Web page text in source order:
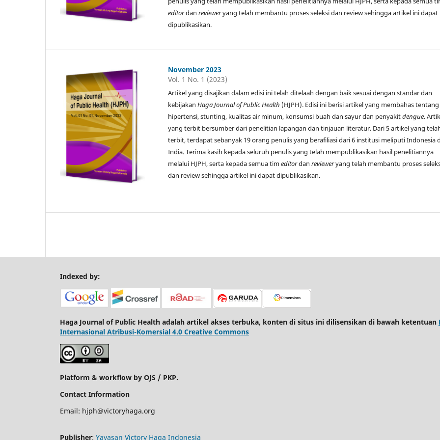
editordanrevieweryang telah membantu proses seleksi dan review sehingga artikel ini dapat
dipublikasikan.
November 2023
Vol. 1 No. 1 (2023)
Artikel yang disajikan dalam edisi ini telah ditelaah dengan baik sesuai dengan standar dan
kebijakanHaga Journal of Public Health (HJPH). Edisi ini berisi artikel yang membahas tentang
hipertensi, stunting, kualitas air minum, konsumsi buah dan sayur dan penyakitdengue.
yang terbit bersumber dari penelitian lapangan dan tinjauan literatur. Dari 5 artikel yang
terbit, terdapat sebanyak 19 orang penulis yang berafiliasi dari 6 institusi meliputi Indonesia
India. Terima kasih kepada seluruh penulis yang telah mempublikasikan hasil penelitiannya
melalui HJPH, serta kepada semua timeditordanrevieweryang telah membantu proses
dan review sehingga artikel ini dapat dipublikasikan.
Indexed by:
Haga Journal of Public Health adalah artikel akses terbuka, konten di situs ini dilisensikan di bawah ketentuan
Internasional Atribusi-Komersial 4.0 Creative Commons
Platform & workflow by OJS / PKP.
Contact Information
Email: hjph@victoryhaga.org
Publisher: Yayasan Victory Haga Indonesia